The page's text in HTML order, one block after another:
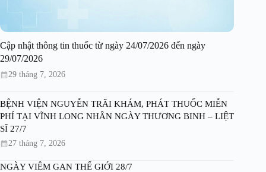
Cập nhật thông tin thuốc từ ngày 24/07/2026 đến ngày
29/07/2026
29 tháng 7, 2026
BỆNH VIỆN NGUYỄN TRÃI KHÁM, PHÁT THUỐC MIỄN
PHÍ TẠI VĨNH LONG NHÂN NGÀY THƯƠNG BINH – LIỆT
SĨ 27/7
27 tháng 7, 2026
NGÀY VIÊM GAN THẾ GIỚI 28/7